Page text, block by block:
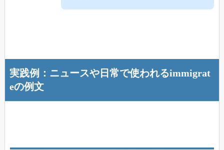
実践例：ニュースや日常で使われるimmigrat
eの例文